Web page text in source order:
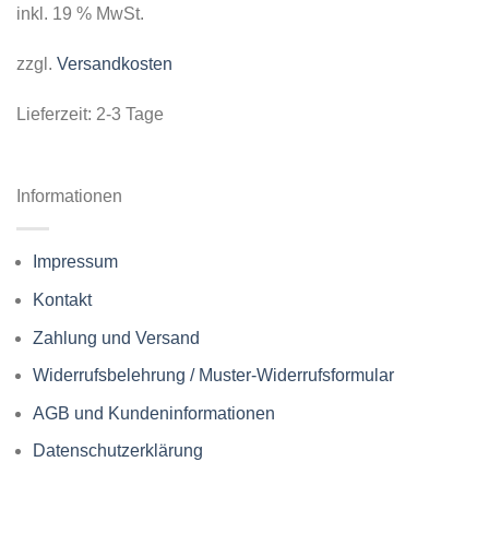
inkl. 19 % MwSt.
zzgl. Versandkosten
Lieferzeit: 2-3 Tage
Informationen
Impressum
Kontakt
Zahlung und Versand
Widerrufsbelehrung / Muster-Widerrufsformular
AGB und Kundeninformationen
Datenschutzerklärung